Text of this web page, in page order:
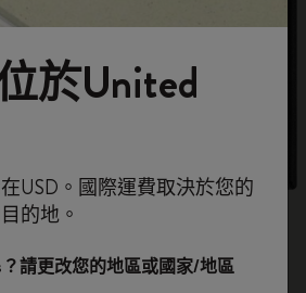
，首次落單用優惠碼
，即享 9折 兼 免運費。
帳戶，拎盡獨家優惠、會
同埋更多靈感啟發。
於United
USD。國際運費取決於您的
的地。
請更改您的地區或國家/地區